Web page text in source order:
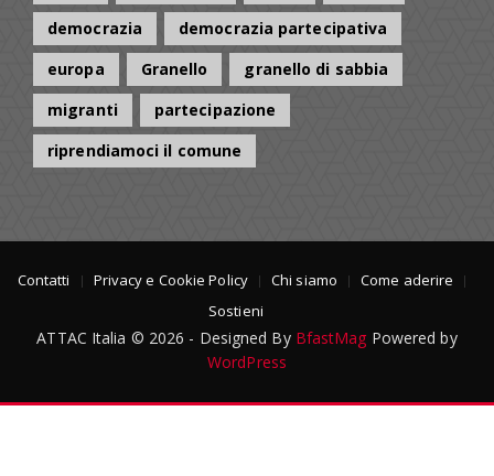
democrazia
democrazia partecipativa
europa
Granello
granello di sabbia
migranti
partecipazione
riprendiamoci il comune
Contatti Privacy e Cookie Policy Chi siamo
Come aderire
Sostieni
ATTAC Italia © 2026 - Designed By BfastMag Powered by
WordPress